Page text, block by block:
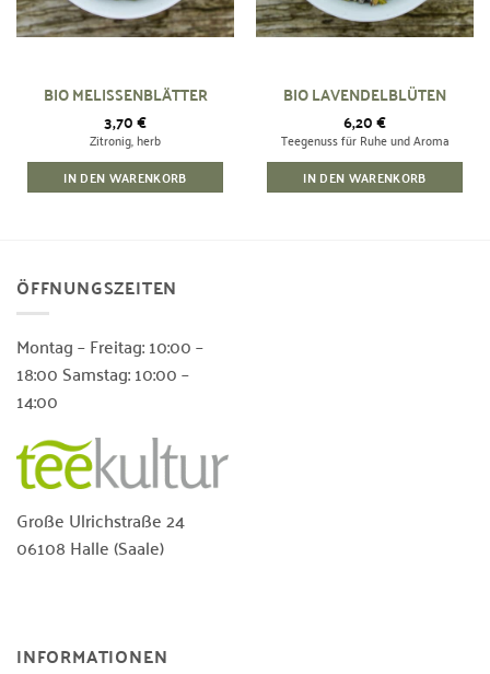
BIO MELISSENBLÄTTER
3,70€
Zitronig, herb
IN DEN WARENKORB
BIO LAVENDELBLÜTEN
6,20€
Teegenuss für Ruhe und Aroma
IN DEN WARENKORB
ÖFFNUNGSZEITEN
Montag – Freitag: 10:00 –
18:00 Samstag: 10:00 –
14:00
Große Ulrichstraße 24
06108 Halle (Saale)
INFORMATIONEN